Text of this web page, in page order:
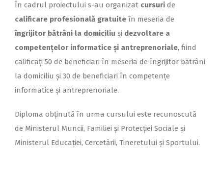
În cadrul proiectului s-au organizat cursuri de
calificare profesională gratuite în meseria de
îngrijitor bătrâni la domiciliu și dezvoltare a
competențelor informatice și antreprenoriale, fiind
calificați 50 de beneficiari în meseria de îngrijitor bătrâni
la domiciliu și 30 de beneficiari în competențe
informatice și antreprenoriale.
Diploma obținută în urma cursului este recunoscută
de Ministerul Muncii, Familiei și Protecției Sociale și
Ministerul Educației, Cercetării, Tineretului și Sportului.